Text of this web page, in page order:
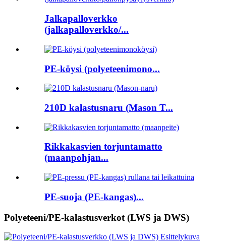
Jalkapalloverkko
(jalkapalloverkko/...
PE-köysi (polyeteenimono...
210D kalastusnaru (Mason T...
Rikkakasvien torjuntamatto
(maanpohjan...
PE-suoja (PE-kangas)...
Polyeteeni/PE-kalastusverkot (LWS ja DWS)